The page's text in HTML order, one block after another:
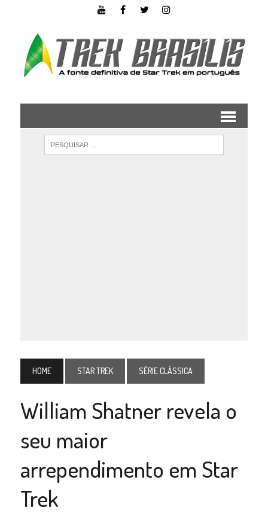
HOME STAR TREK SÉRIE CLÁSSICA
William Shatner revela o
seu maior
arrependimento em Star
Trek